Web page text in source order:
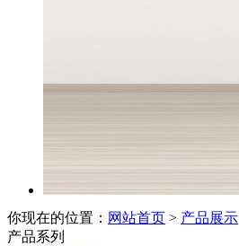
你现在的位置： 网站首页 > 产品展示
产品系列